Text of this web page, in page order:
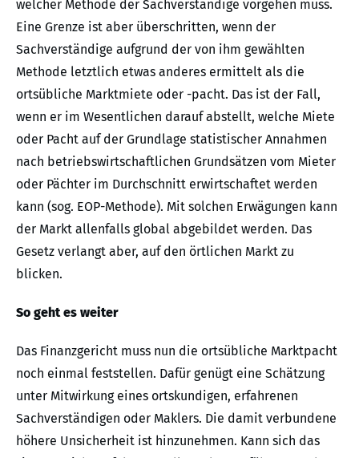
welcher Methode der Sachverständige vorgehen muss.
Eine Grenze ist aber überschritten, wenn der
Sachverständige aufgrund der von ihm gewählten
Methode letztlich etwas anderes ermittelt als die
ortsübliche Marktmiete oder -pacht. Das ist der Fall,
wenn er im Wesentlichen darauf abstellt, welche Miete
oder Pacht auf der Grundlage statistischer Annahmen
nach betriebswirtschaftlichen Grundsätzen vom Mieter
oder Pächter im Durchschnitt erwirtschaftet werden
kann (sog. EOP-Methode). Mit solchen Erwägungen kann
der Markt allenfalls global abgebildet werden. Das
Gesetz verlangt aber, auf den örtlichen Markt zu
blicken.
So geht es weiter
Das Finanzgericht muss nun die ortsübliche Marktpacht
noch einmal feststellen. Dafür genügt eine Schätzung
unter Mitwirkung eines ortskundigen, erfahrenen
Sachverständigen oder Maklers. Die damit verbundene
höhere Unsicherheit ist hinzunehmen. Kann sich das